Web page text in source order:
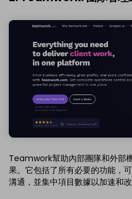
Teamwork幫助內部團隊和外部
果。它包括了所有必要的功能，
溝通，並集中項目數據以加速和改